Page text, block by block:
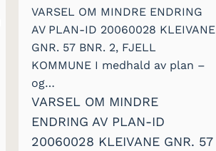
VARSEL OM MINDRE ENDRING
AV PLAN-ID 20060028 KLEIVANE
GNR. 57 BNR. 2, FJELL
KOMMUNE I medhald av plan –
og…
VARSEL OM MINDRE
ENDRING AV PLAN-ID
20060028 KLEIVANE GNR. 57